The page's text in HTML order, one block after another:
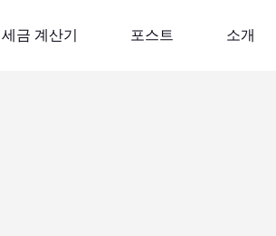
세금 계산기 포스트 소개